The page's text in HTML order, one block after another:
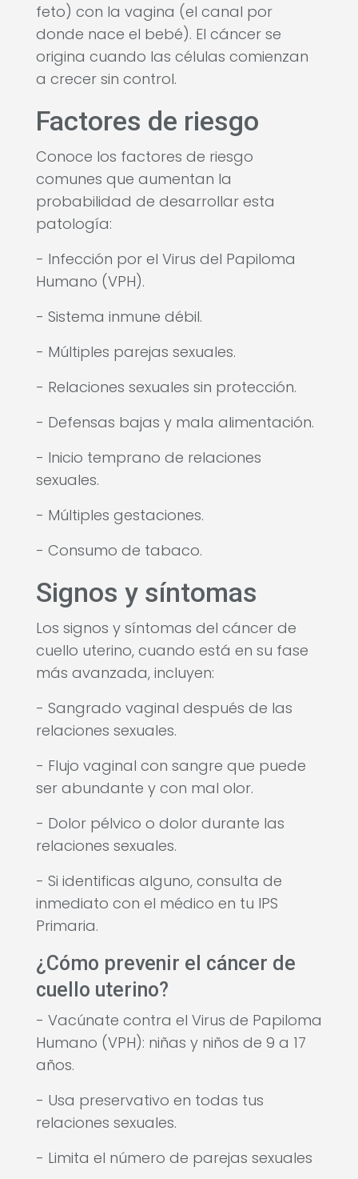
feto) con la vagina (el canal por
donde nace el bebé). El cáncer se
origina cuando las células comienzan
a crecer sin control.
Factores de riesgo
Conoce los factores de riesgo
comunes que aumentan la
probabilidad de desarrollar esta
patología:
- Infección por el Virus del Papiloma
Humano (VPH).
- Sistema inmune débil.
- Múltiples parejas sexuales.
- Relaciones sexuales sin protección.
- Defensas bajas y mala alimentación.
- Inicio temprano de relaciones
sexuales.
- Múltiples gestaciones.
- Consumo de tabaco.
Signos y síntomas
Los signos y síntomas del cáncer de
cuello uterino, cuando está en su fase
más avanzada, incluyen:
- Sangrado vaginal después de las
relaciones sexuales.
- Flujo vaginal con sangre que puede
ser abundante y con mal olor.
- Dolor pélvico o dolor durante las
relaciones sexuales.
- Si identificas alguno, consulta de
inmediato con el médico en tu IPS
Primaria.
¿Cómo prevenir el cáncer de
cuello uterino?
- Vacúnate contra el Virus de Papiloma
Humano (VPH): niñas y niños de 9 a 17
años.
- Usa preservativo en todas tus
relaciones sexuales.
- Limita el número de parejas sexuales